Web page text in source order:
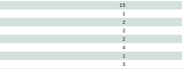
15
1
2
2
2
4
1
3